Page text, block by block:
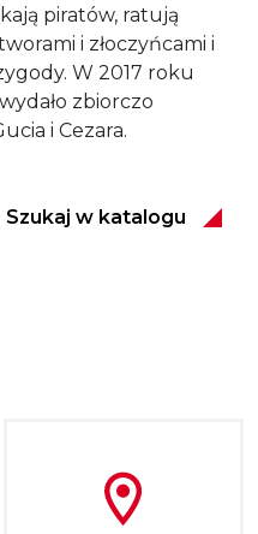
piratów, ratują
i złoczyńcami i
W 2017 roku
zbiorczo
i Cezara.
Szukaj w katalogu